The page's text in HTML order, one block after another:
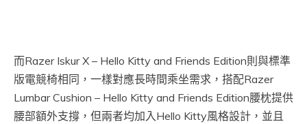
而Razer Iskur X – Hello Kitty and Friends Edition則與標準
版電競椅相同，一樣對應長時間乘坐需求，搭配Razer
Lumbar Cushion – Hello Kitty and Friends Edition腰枕提供
腰部額外支撐，但兩者均加入Hello Kitty風格設計，並且